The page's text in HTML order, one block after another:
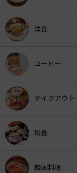
洋食
コーヒー
テイクアウト
和食
韓国料理